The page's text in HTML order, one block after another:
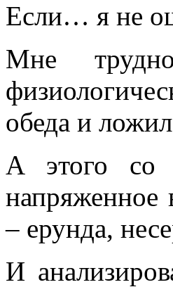
Если… я не
Мне
обеда и
А этого со
напряженное
– ерунда,
И